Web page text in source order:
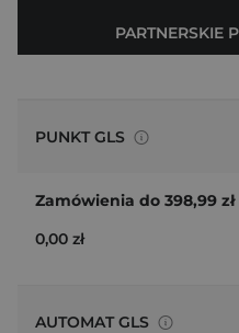
PARTNERSKIE
PUNKT GLS
0,00 zł
AUTOMAT GLS